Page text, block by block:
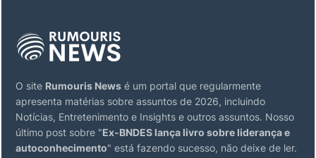
O site Rumouris News é um portal que regularmente
apresenta matérias sobre assuntos de 2026, incluindo
Notícias, Entretenimento e Insights e outros assuntos. Nosso
último post sobre "Ex-BNDES lança livro sobre liderança e
autoconhecimento" está fazendo sucesso, não deixe de ler.